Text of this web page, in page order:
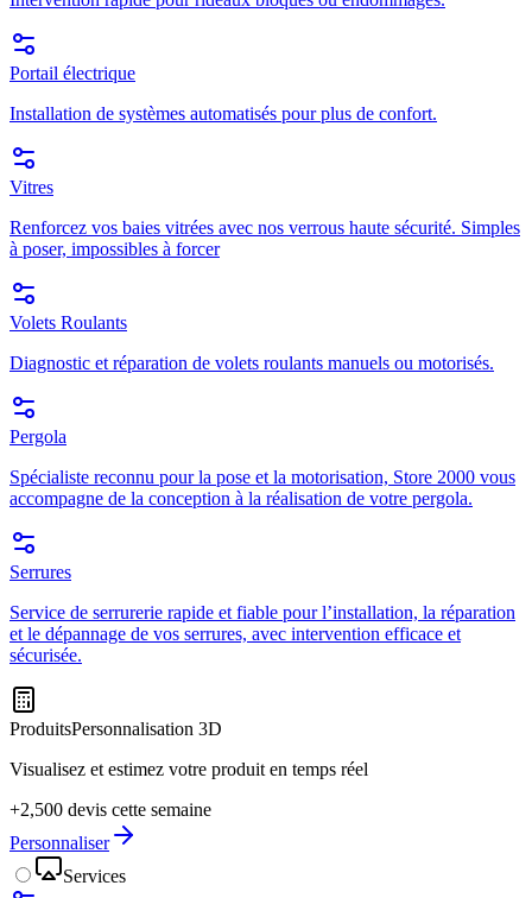
Portail électrique
Installation de systèmes automatisés pour plus de confort.
Vitres
Renforcez vos baies vitrées avec nos verrous haute sécurité. Simples
à poser, impossibles à forcer
Volets Roulants
Diagnostic et réparation de volets roulants manuels ou motorisés.
Pergola
Spécialiste reconnu pour la pose et la motorisation, Store 2000 vous
accompagne de la conception à la réalisation de votre pergola.
Serrures
Service de serrurerie rapide et fiable pour l’installation, la réparation
et le dépannage de vos serrures, avec intervention efficace et
sécurisée.
ProduitsPersonnalisation 3D
Visualisez et estimez votre produit en temps réel
+2,500 devis cette semaine
Personnaliser
Services